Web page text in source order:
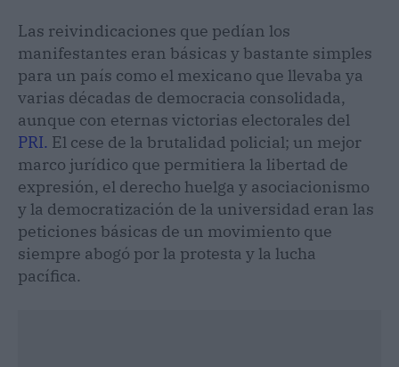
Las reivindicaciones que pedían los
manifestantes eran básicas y bastante simples
para un país como el mexicano que llevaba ya
varias décadas de democracia consolidada,
aunque con eternas victorias electorales del
PRI. El cese de la brutalidad policial; un mejor
marco jurídico que permitiera la libertad de
expresión, el derecho huelga y asociacionismo
y la democratización de la universidad eran las
peticiones básicas de un movimiento que
siempre abogó por la protesta y la lucha
pacífica.